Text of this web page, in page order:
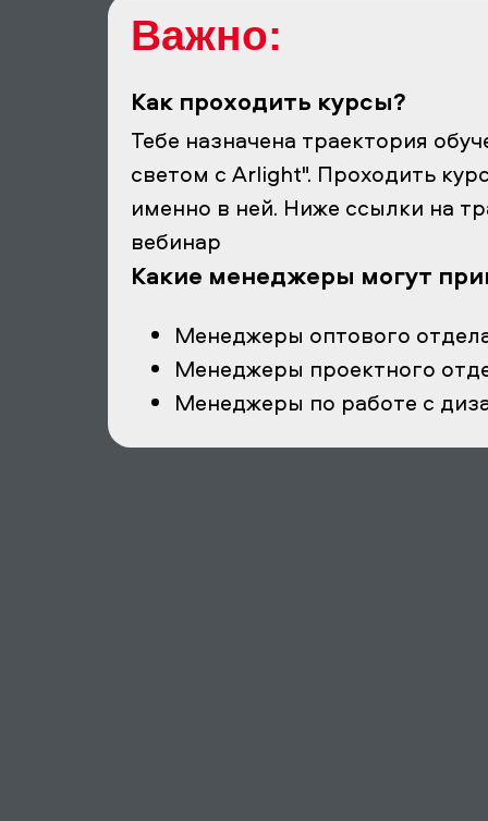
Тебе назначена траектория
светом с Arlight". Проходить
именно в ней. Ниже ссылки на
вебинар
Как проходить курсы?
Менеджеры оптового
Менеджеры проектного
Менеджеры по работе с
Какие менеджеры могут
Важно: